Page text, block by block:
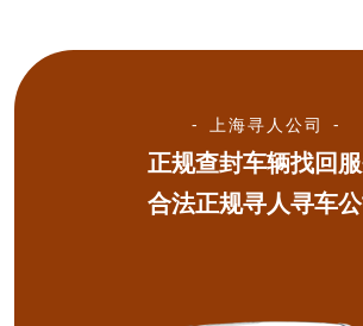
上海寻人公司
正规查封车辆找回
合法正规寻人寻车